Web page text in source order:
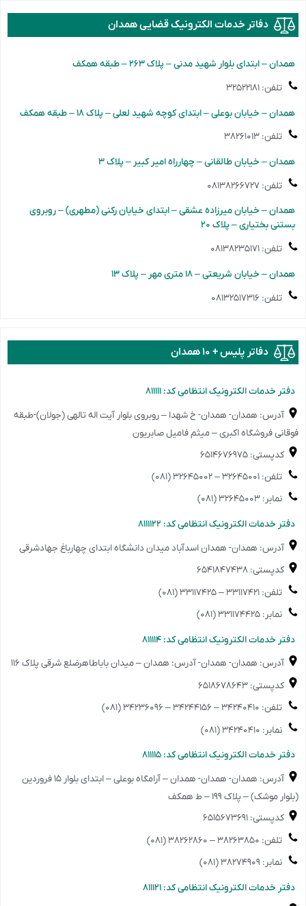
دفاتر خدمات الکترونیک قضایی همدان
️همدان – ابتدای بلوار شهید مدنی – پلاک ۲۶۳ – طبقه همکف
تلفن: ۳۲۵۲۲۱۸۱
️همدان – خیابان بوعلی – ابتدای کوچه شهید لعلی – پلاک ۱۸ – طبقه همکف
تلفن: ۳۸۲۶۱۰۱۳
️همدان – خیابان طالقانی – چهارراه امیر کبیر – پلاک ۳
تلفن: ۰۸۱۳۸۲۶۶۷۲۷
️همدان – خیابان میرزاده عشقی – ابتدای خیابان رکنی (مطهری) – روبروی
بستنی بختیاری – پلاک ۲۰
تلفن: ۰۸۱۳۸۲۳۵۱۷۱
️همدان – خیابان شریعتی – ۱۸ متری مهر – پلاک ۱۳
تلفن: ۰۸۱۳۲۵۱۷۳۱۶
دفاتر پلیس + ۱۰ همدان
️دفتر خدمات الکترونیک انتظامی کد: ۸۱۱۱۱۱
آدرس: همدان- همدان- خ شهدا – روبروی بلوار آیت اله تالهی (جولان)-طبقه
فوقانی فروشگاه اکبری – میثم فامیل صابریون
کدپستی: ۶۵۱۴۶۷۶۹۷۵
تلفن: ۳۲۶۴۵۰۰۱ – ۳۲۶۴۵۰۰۲ (۰۸۱)
نمابر: ۳۲۶۴۵۰۰۳ (۰۸۱)
️دفتر خدمات الکترونیک انتظامی کد: ۸۱۱۱۱۲۲
آدرس: همدان- همدان اسدآباد میدان دانشگاه ابتدای چهارباغ جهادشرقی
کدپستی: ۶۵۴۱۸۴۷۴۳۸
تلفن: ۳۳۱۱۷۴۲۱ – ۳۳۱۱۷۴۲۵ (۰۸۱)
نمابر: ۳۳۱۱۷۴۴۲۵ (۰۸۱)
️دفتر خدمات الکترونیک انتظامی کد: ۸۱۱۱۱۴
آدرس: همدان- همدان- آدرس: همدان – میدان باباطاهرضلع شرقی پلاک ۱۱۶
کدپستی: ۶۵۱۸۶۷۸۶۴۳
تلفن: ۳۴۲۴۰۴۱۰ – ۳۴۲۴۴۱۵۶ – ۳۴۲۳۶۰۹۶ (۰۸۱)
نمابر: ۳۴۲۴۰۴۱۰ (۰۸۱)
️دفتر خدمات الکترونیک انتظامی کد: ۸۱۱۱۱۵
آدرس: همدان- همدان- همدان – آرامگاه بوعلی – ابتدای بلوار ۱۵ فروردین
(بلوار موشک) – پلاک ۱۹۹ – ط همکف
کدپستی: ۶۵۱۵۶۷۳۶۹۱
تلفن: ۳۸۲۶۳۸۵۰ – ۳۸۲۶۲۸۶۰ (۰۸۱)
نمابر: ۳۸۲۷۴۹۰۹ (۰۸۱)
️دفتر خدمات الکترونیک انتظامی کد: ۸۱۱۱۲۱